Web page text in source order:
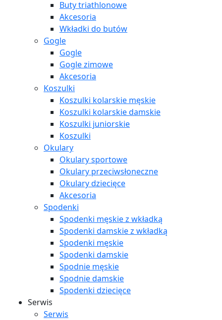
Buty triathlonowe
Akcesoria
Wkładki do butów
Gogle
Gogle
Gogle zimowe
Akcesoria
Koszulki
Koszulki kolarskie męskie
Koszulki kolarskie damskie
Koszulki juniorskie
Koszulki
Okulary
Okulary sportowe
Okulary przeciwsłoneczne
Okulary dziecięce
Akcesoria
Spodenki
Spodenki męskie z wkładką
Spodenki damskie z wkładką
Spodenki męskie
Spodenki damskie
Spodnie męskie
Spodnie damskie
Spodenki dziecięce
Serwis
Serwis